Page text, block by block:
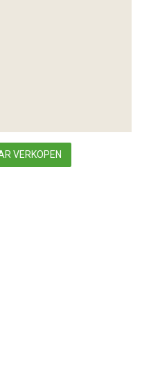
VERKOPEN